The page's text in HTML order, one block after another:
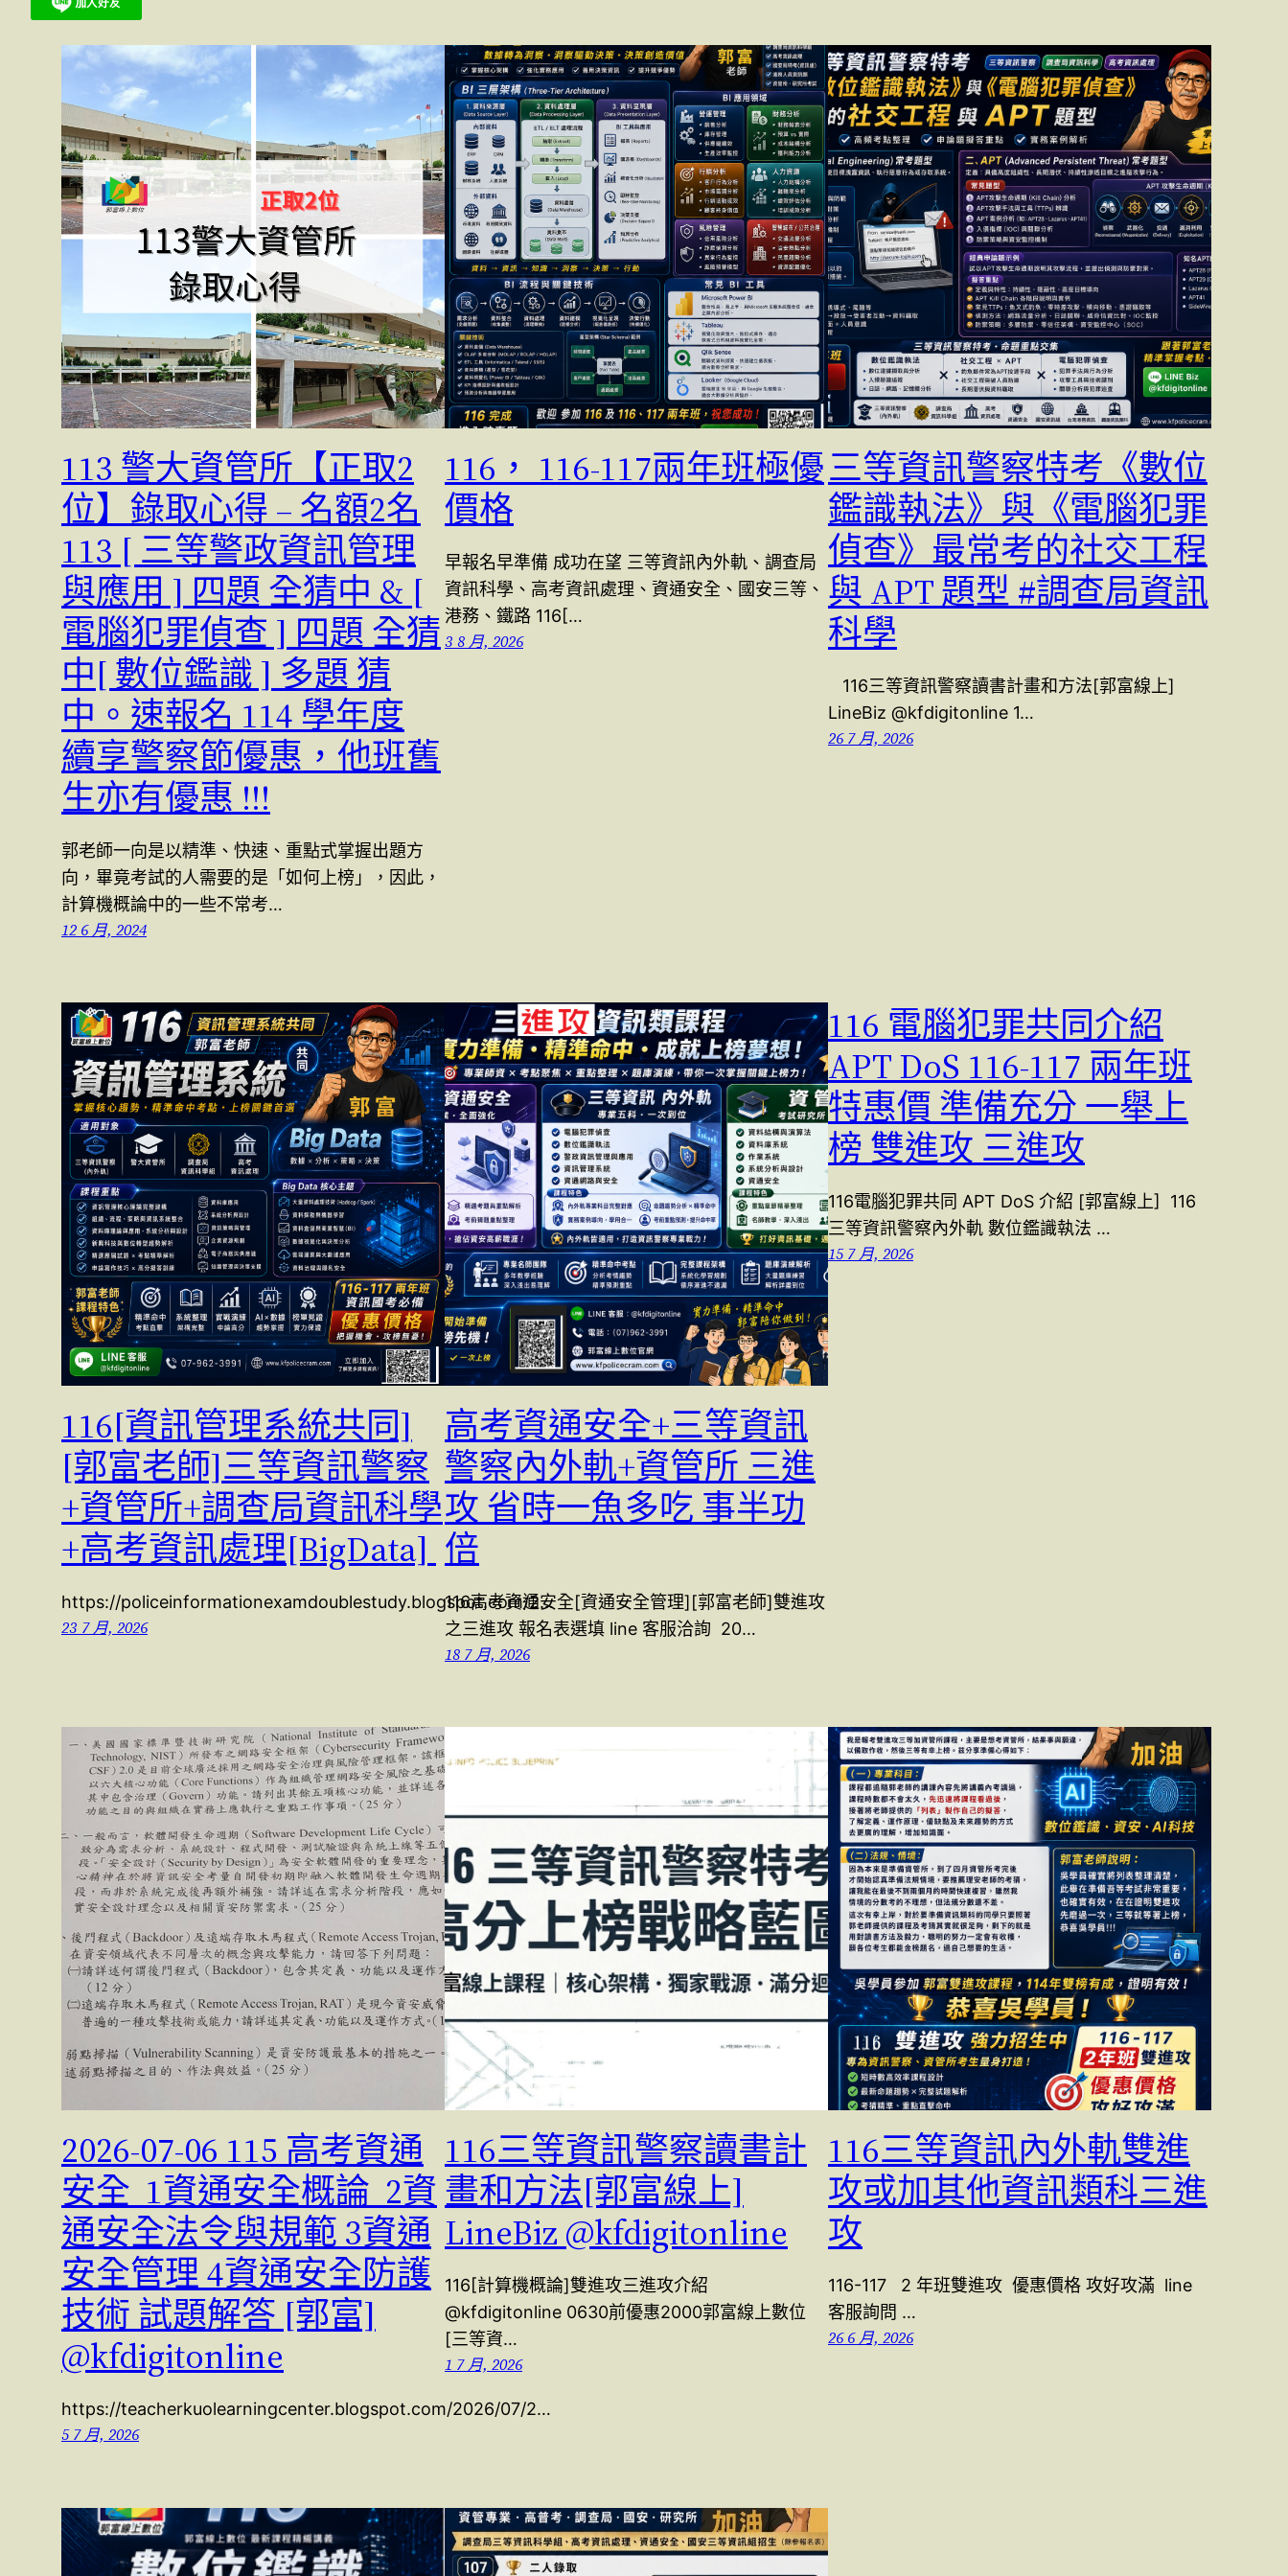
113 警大資管所【正取2
位】錄取心得 – 名額2名
113 [ 三等警政資訊管理
與應用 ] 四題 全猜中 & [
電腦犯罪偵查 ] 四題 全猜
中[ 數位鑑識 ] 多題 猜
中。速報名 114 學年度
續享警察節優惠，他班舊
生亦有優惠 !!!
郭老師一向是以精準、快速、重點式掌握出題方
向，畢竟考試的人需要的是「如何上榜」，因此，
計算機概論中的一些不常考…
12 6 月, 2024
116， 116-117兩年班極優
價格
早報名早準備 成功在望 三等資訊內外軌、調查局
資訊科學、高考資訊處理、資通安全、國安三等、
港務、鐵路 116[…
3 8 月, 2026
三等資訊警察特考《數位
鑑識執法》與《電腦犯罪
偵查》最常考的社交工程
與 APT 題型 #調查局資訊
科學
116三等資訊警察讀書計畫和方法[郭富線上]
LineBiz @kfdigitonline 1…
26 7 月, 2026
116[資訊管理系統共同]
[郭富老師]三等資訊警察
+資管所+調查局資訊科學
+高考資訊處理[BigData]
https://policeinformationexamdoublestudy.blogspot.com/2…
23 7 月, 2026
高考資通安全+三等資訊
警察內外軌+資管所 三進
攻 省時一魚多吃 事半功
倍
116高考資通安全[資通安全管理][郭富老師]雙進攻
之三進攻 報名表選填 line 客服洽詢 20…
18 7 月, 2026
116 電腦犯罪共同介紹
APT DoS 116-117 兩年班
特惠價 準備充分 一舉上
榜 雙進攻 三進攻
116電腦犯罪共同 APT DoS 介紹 [郭富線上] 116
三等資訊警察內外軌 數位鑑識執法 …
15 7 月, 2026
2026-07-06 115 高考資通
安全 1資通安全概論 2資
通安全法令與規範 3資通
安全管理 4資通安全防護
技術 試題解答 [郭富]
@kfdigitonline
https://teacherkuolearningcenter.blogspot.com/2026/07/2…
5 7 月, 2026
116三等資訊警察讀書計
畫和方法[郭富線上]
LineBiz @kfdigitonline
116[計算機概論]雙進攻三進攻介紹
@kfdigitonline 0630前優惠2000郭富線上數位
[三等資…
1 7 月, 2026
116三等資訊內外軌雙進
攻或加其他資訊類科三進
攻
116-117 2 年班雙進攻 優惠價格 攻好攻滿 line
客服詢問 …
26 6 月, 2026